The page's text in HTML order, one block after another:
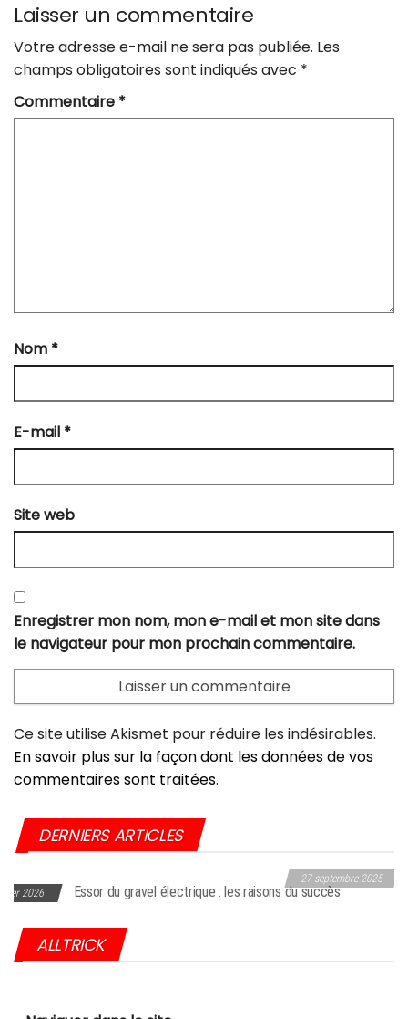
Laisser un commentaire
Votre adresse e-mail ne sera pas publiée. Les
champs obligatoires sont indiqués avec *
Commentaire *
Nom *
E-mail *
Site web
Enregistrer mon nom, mon e-mail et mon site dans
le navigateur pour mon prochain commentaire.
Ce site utilise Akismet pour réduire les indésirables.
En savoir plus sur la façon dont les données de vos
commentaires sont traitées.
DERNIERS ARTICLES
aux USA
gravel électrique : les raisons du succès
ALLTRICK